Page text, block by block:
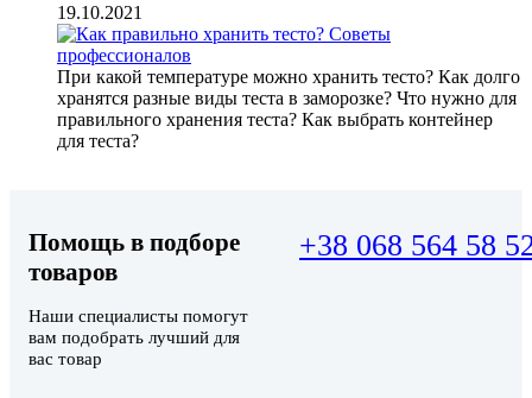
19.10.2021
При какой температуре можно хранить тесто? Как долго
хранятся разные виды теста в заморозке? Что нужно для
правильного хранения теста? Как выбрать контейнер
для теста?
Помощь в подборе
товаров
Наши специалисты помогут
вам подобрать лучший для
вас товар
+38 068 564 58